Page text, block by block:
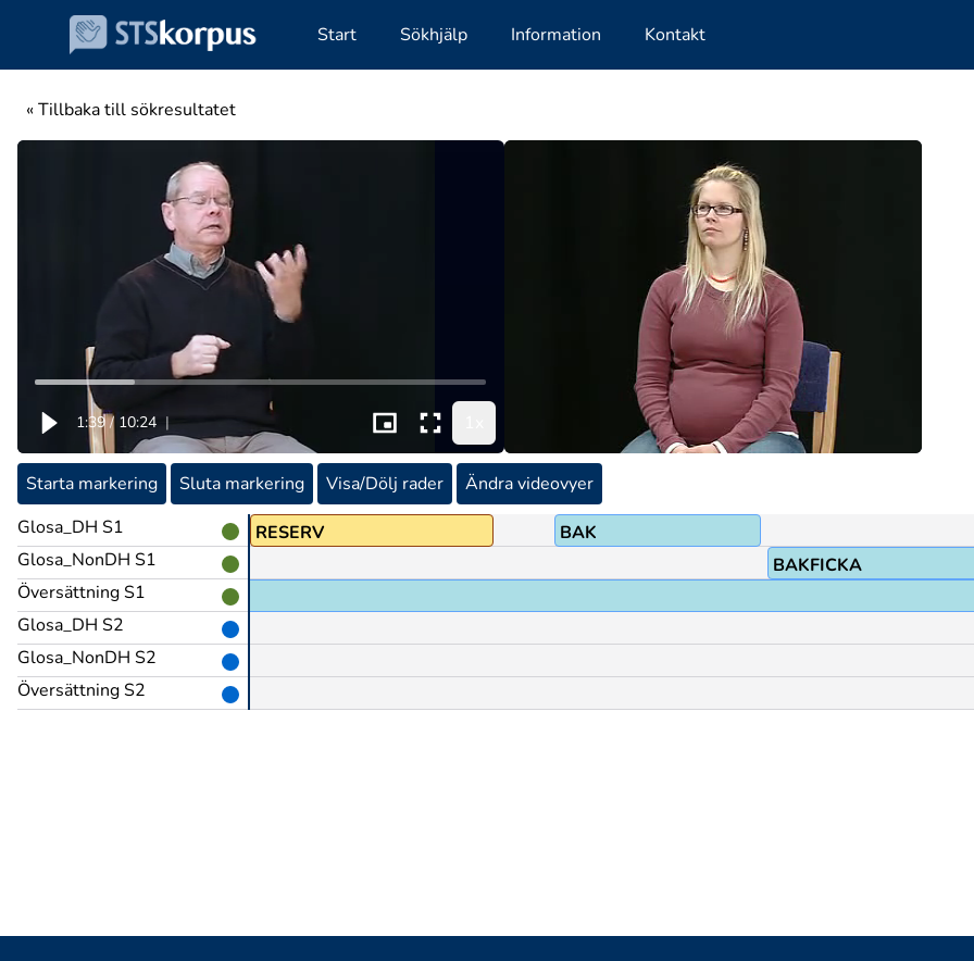
Start Sökhjälp Information Kontakt
« Tillbaka till sökresultatet
1:39 / 10:24 |
Starta markering Sluta markering Visa/Dölj rader
Ändra videovyer
Glosa_DH S1
Glosa_NonDH S1
Översättning S1
Glosa_DH S2
Glosa_NonDH S2
Översättning S2
RESERV
BAK
BAKFICKA